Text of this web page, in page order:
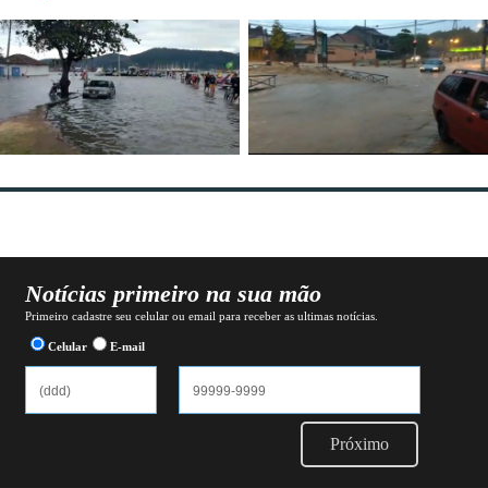
Notícias primeiro na sua mão
Primeiro cadastre seu celular ou email para receber as ultimas notícias.
Celular E-mail
Próximo